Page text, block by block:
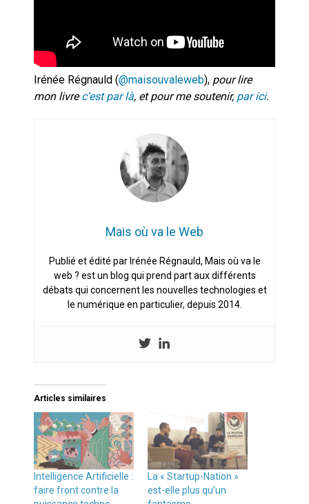
Irénée Régnauld (@maisouvaleweb), pour lire
mon livrec’est par là, et pour me soutenir, par ici.
Mais où va le Web
Publié et édité par Irénée Régnauld, Mais où va le
web ? est un blog qui prend part aux différents
débats qui concernent les nouvelles technologies et
le numérique en particulier, depuis 2014.
Articles similaires
Intelligence Artificielle :
faire front contre la
La « Startup-Nation »
est-elle plus qu’un